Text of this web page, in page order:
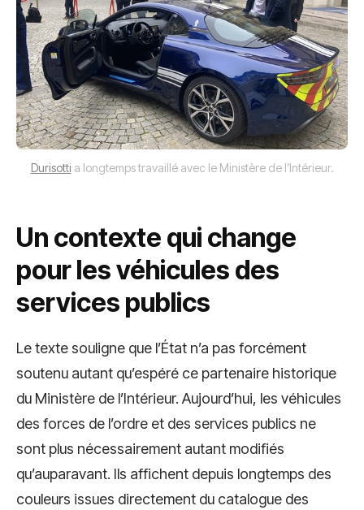
Durisotti a longtemps travaillé avec le Ministère de l’Intérieur.
Un contexte qui change
pour les véhicules des
services publics
Le texte souligne que l’État n’a pas forcément
soutenu autant qu’espéré ce partenaire historique
du Ministère de l’Intérieur. Aujourd’hui, les véhicules
des forces de l’ordre et des services publics ne
sont plus nécessairement autant modifiés
qu’auparavant. Ils affichent depuis longtemps des
couleurs issues directement du catalogue des